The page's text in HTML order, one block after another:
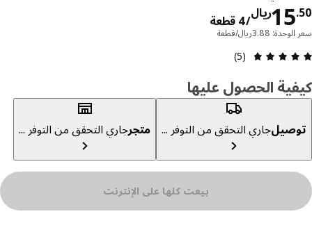
ريال15.
/4 قطعة السعر ريال 15.50/4 قطعة
‭3.88‬ريال/قطعة
مراجعة التقييم: 4.8 من أصل 5 النجوم. إجمالي المراجعات: 5
(5)
الحصول عليها
جاري التحقق من التوفر ... متجرجاري التحقق من التوفر ...
بيعت كلها على الإنترنت